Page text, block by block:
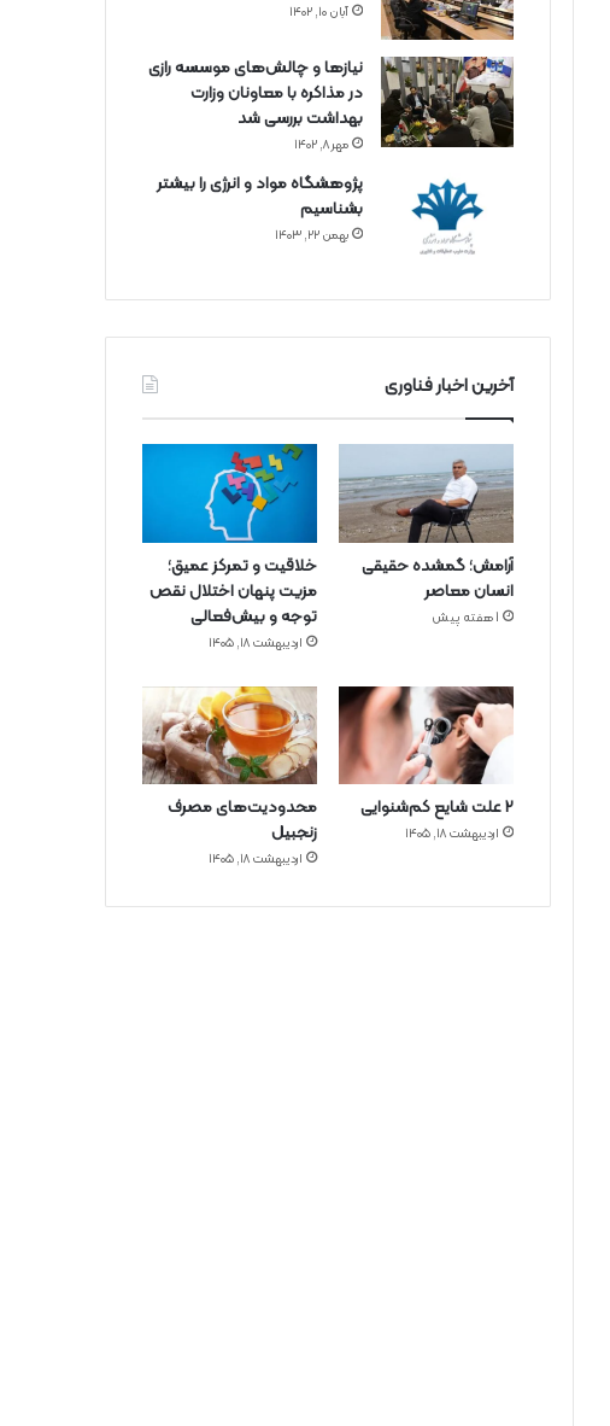
آبان ۱۰, ۱۴۰۲
نیازها و چالش‌های موسسه رازی
در مذاکره با معاونان وزارت
بهداشت بررسی شد
مهر ۸, ۱۴۰۲
پژوهشگاه مواد و انرژی را بیشتر
بشناسیم
بهمن ۲۲, ۱۴۰۳
آخرین اخبار فناوری
آرامش؛ گمشده حقیقی
انسان معاصر
1 هفته پیش
خلاقیت و تمرکز عمیق؛
مزیت پنهان اختلال نقص
توجه و بیش‌فعالی
اردیبهشت ۱۸, ۱۴۰۵
۲ علت شایع‌ کم‌شنوایی
اردیبهشت ۱۸, ۱۴۰۵
محدودیت‌های مصرف
زنجبیل
اردیبهشت ۱۸, ۱۴۰۵